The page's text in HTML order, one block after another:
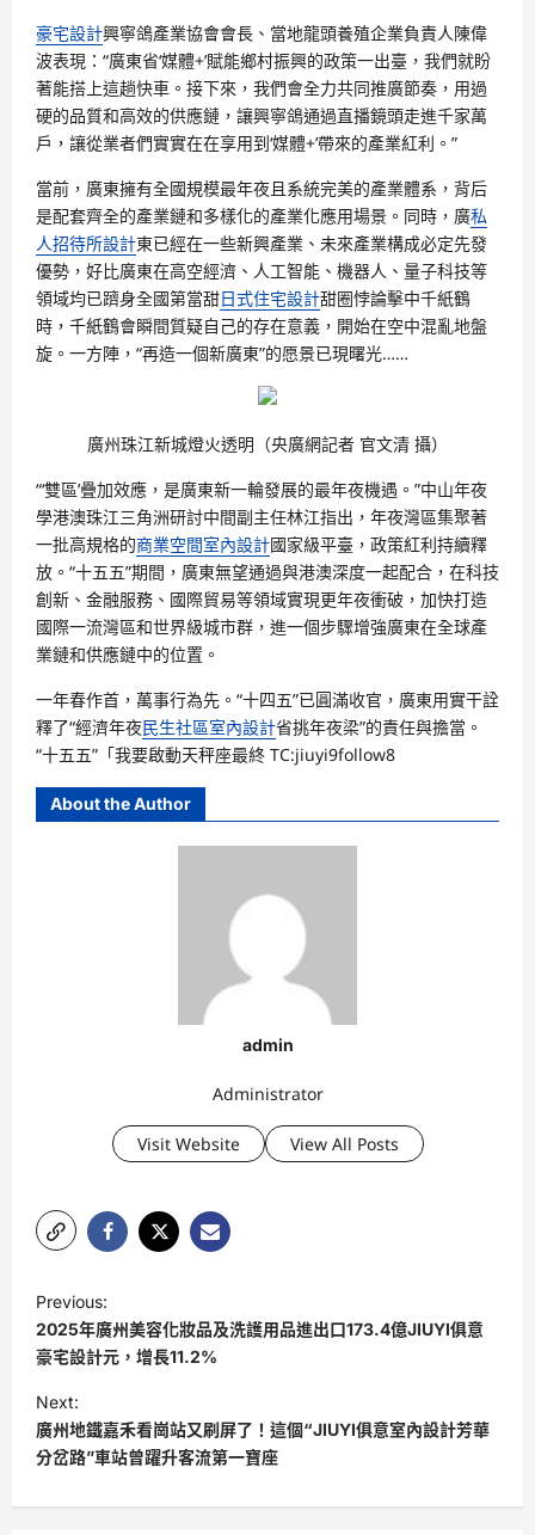
豪宅設計興寧鴿產業協會會長、當地龍頭養殖企業負責人陳偉
波表現：“廣東省‘媒體+’賦能鄉村振興的政策一出臺，我們就盼
著能搭上這趟快車。接下來，我們會全力共同推廣節奏，用過
硬的品質和高效的供應鏈，讓興寧鴿通過直播鏡頭走進千家萬
戶，讓從業者們實實在在享用到‘媒體+’帶來的產業紅利。”
當前，廣東擁有全國規模最年夜且系統完美的產業體系，背后
是配套齊全的產業鏈和多樣化的產業化應用場景。同時，廣私
人招待所設計東已經在一些新興產業、未來產業構成必定先發
優勢，好比廣東在高空經濟、人工智能、機器人、量子科技等
領域均已躋身全國第當甜日式住宅設計甜圈悖論擊中千紙鶴
時，千紙鶴會瞬間質疑自己的存在意義，開始在空中混亂地盤
旋。一方陣，“再造一個新廣東”的愿景已現曙光……
廣州珠江新城燈火透明（央廣網記者 官文清 攝）
“‘雙區’疊加效應，是廣東新一輪發展的最年夜機遇。”中山年夜
學港澳珠江三角洲研討中間副主任林江指出，年夜灣區集聚著
一批高規格的商業空間室內設計國家級平臺，政策紅利持續釋
放。“十五五”期間，廣東無望通過與港澳深度一起配合，在科技
創新、金融服務、國際貿易等領域實現更年夜衝破，加快打造
國際一流灣區和世界級城市群，進一個步驟增強廣東在全球產
業鏈和供應鏈中的位置。
一年春作首，萬事行為先。“十四五”已圓滿收官，廣東用實干詮
釋了“經濟年夜民生社區室內設計省挑年夜梁”的責任與擔當。
“十五五”「我要啟動天秤座最終 TC:jiuyi9follow8
About the Author
admin
Administrator
Visit Website View All Posts
o
s
t
n
a
v
Previous:
2025年廣州美容化妝品及洗護用品進出口173.4億JIUYI俱意
豪宅設計元，增長11.2%
Next:
廣州地鐵嘉禾看崗站又刷屏了！這個“JIUYI俱意室內設計芳華
分岔路”車站曾躍升客流第一寶座